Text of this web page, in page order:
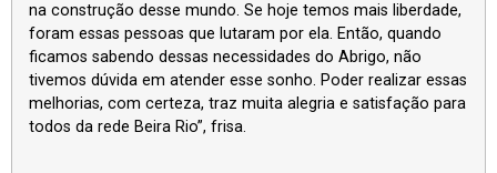
na construção desse mundo. Se hoje temos mais liberdade,
foram essas pessoas que lutaram por ela. Então, quando
ficamos sabendo dessas necessidades do Abrigo, não
tivemos dúvida em atender esse sonho. Poder realizar essas
melhorias, com certeza, traz muita alegria e satisfação para
todos da rede Beira Rio”, frisa.